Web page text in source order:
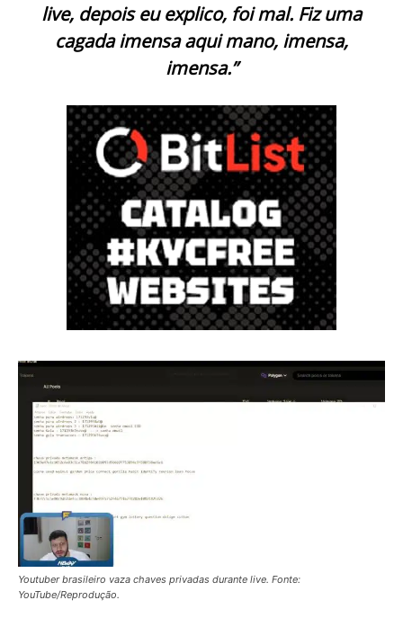
live, depois eu explico, foi mal. Fiz uma
cagada imensa aqui mano, imensa,
imensa.”
Youtuber brasileiro vaza chaves privadas durante live. Fonte:
YouTube/Reprodução.